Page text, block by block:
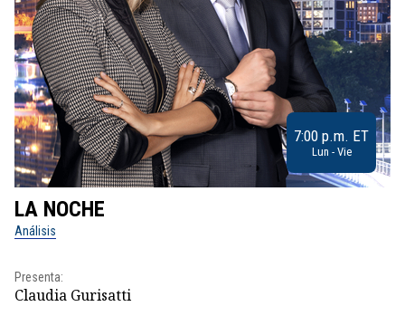
7:00 p.m. ET
Lun - Vie
LA NOCHE
Análisis
Presenta:
Claudia Gurisatti